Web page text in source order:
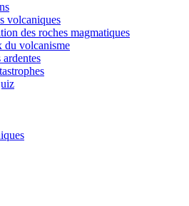
volcaniques
des roches magmatiques
du volcanisme
ardentes